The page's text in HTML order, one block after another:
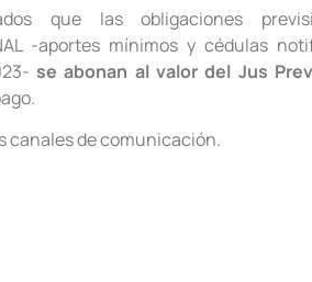
que las obligaciones
-aportes mínimos y cédulas
se abonan al valor del Jus
canales de comunicación.